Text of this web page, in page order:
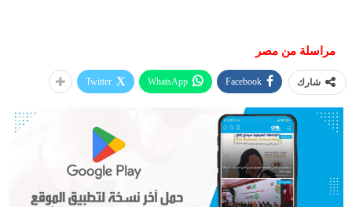
مراسلة من مصر
شارك Facebook
WhatsApp
Twitter